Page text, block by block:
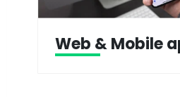
Web & Mobile